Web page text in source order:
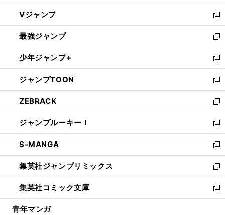
ウ
ィ
ン
ド
ウ
で
開
く
し
い
ウ
ィ
ン
ド
ウ
で
開
く
Vジャンプ
新
し
い
ウ
ィ
ン
ド
ウ
で
開
く
最強ジャンプ
新
し
い
ウ
ィ
ン
ド
ウ
で
開
く
少年ジャンプ+
新
し
い
ウ
ィ
ン
ド
ウ
で
開
く
ジャンプTOON
新
し
い
ウ
ィ
ン
ド
ウ
で
開
く
ZEBRACK
新
し
い
ウ
ィ
ン
ド
ウ
で
開
ジャンプルーキー！
新
し
い
ウ
ィ
ン
ド
ウ
S-MANGA
新
し
い
ウ
ィ
ン
集英社ジャンプリミックス
新
し
い
ウ
集英社コミック文庫
新
し
青年マンガ